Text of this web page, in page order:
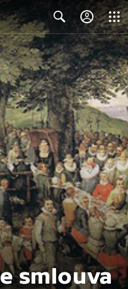
Search Close
smlouva